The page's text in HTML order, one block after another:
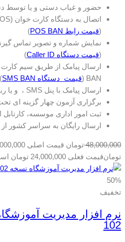
حضور و غیاب دستی و یا توسط
(قیمت رابط POS BAN
)
(قیمت دستگاه Caller ID
)
BAN (
قیمت دستگاه SMS BAN
)
ارسال پیامک با پنل SMS ، و یا ربات پیام رسان
برگزاری آزمون چهار گزینه ای
ثبت امور اداری موسسه، کارتابل
ارسال رایگان به سراسر
48,000,000 تومان قیمت اصلی 48,000,000 تومان بود.
تومانقیمت فعلی 24,000,000 تومان است.
50%
تخفیف
نرم افزار مدیریت
102